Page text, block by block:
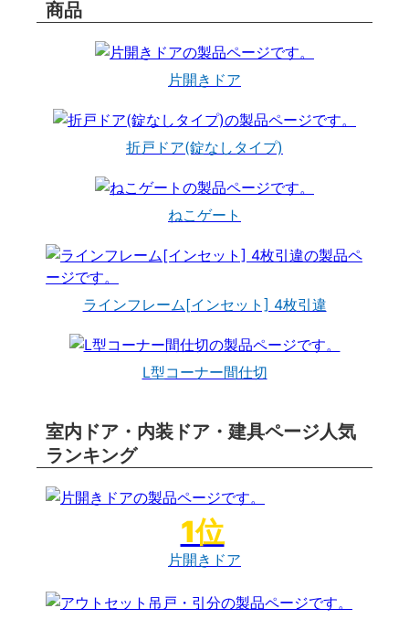
商品
片開きドア
折戸ドア(錠なしタイプ)
ねこゲート
ラインフレーム[インセット] 4枚引違
L型コーナー間仕切
室内ドア・内装ドア・建具ページ人気
ランキング
片開きドア